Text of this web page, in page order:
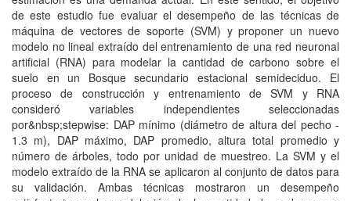
de este estudio fue evaluar el desempeño de las técnicas de
máquina de vectores de soporte (SVM) y proponer un nuevo
modelo no lineal extraído del entrenamiento de una red neuronal
artificial (RNA) para modelar la cantidad de carbono sobre el
suelo en un Bosque secundario estacional semideciduo. El
proceso de construcción y entrenamiento de SVM y RNA
consideró variables independientes seleccionadas
por&nbsp;stepwise: DAP mínimo (diámetro de altura del pecho -
1.3 m), DAP máximo, DAP promedio, altura total promedio y
número de árboles, todo por unidad de muestreo. La SVM y el
modelo extraído de la RNA se aplicaron al conjunto de datos para
su validación. Ambas técnicas mostraron un desempeño